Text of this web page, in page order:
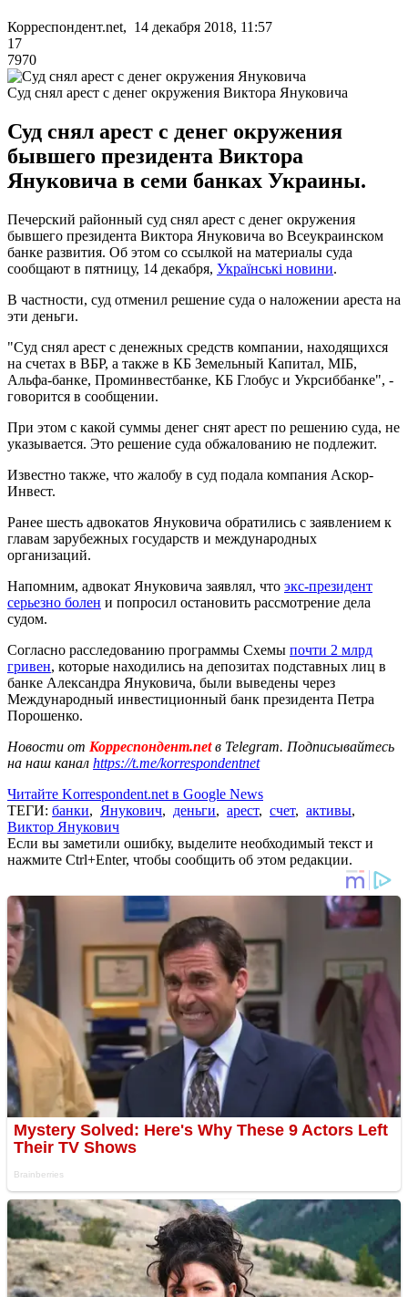
Корреспондент.net, 14 декабря 2018, 11:57
17
7970
Суд снял арест с денег окружения Виктора Януковича
Суд снял арест с денег окружения
бывшего президента Виктора
Януковича в семи банках Украины.
Печерский районный суд снял арест с денег окружения
бывшего президента Виктора Януковича во Всеукраинском
банке развития. Об этом со ссылкой на материалы суда
сообщают в пятницу, 14 декабря, Українські новини.
В частности, суд отменил решение суда о наложении ареста на
эти деньги.
"Суд снял арест с денежных средств компании, находящихся
на счетах в ВБР, а также в КБ Земельный Капитал, МIБ,
Альфа-банке, Проминвестбанке, КБ Глобус и Укрсиббанке", -
говорится в сообщении.
При этом с какой суммы денег снят арест по решению суда, не
указывается. Это решение суда обжалованию не подлежит.
Известно также, что жалобу в суд подала компания Аскор-
Инвест.
Ранее шесть адвокатов Януковича обратились с заявлением к
главам зарубежных государств и международных
организаций.
Напомним, адвокат Януковича заявлял, что экс-президент
серьезно болен и попросил остановить рассмотрение дела
судом.
Согласно расследованию программы Схемы почти 2 млрд
гривен, которые находились на депозитах подставных лиц в
банке Александра Януковича, были выведены через
Международный инвестиционный банк президента Петра
Порошенко.
Новости от Корреспондент.netв Telegram. Подписывайтесь
на наш канал https://t.me/korrespondentnet
Читайте Korrespondent.net в Google News
ТЕГИ: банки, Янукович, деньги, арест, счет, активы,
Виктор Янукович
Если вы заметили ошибку, выделите необходимый текст и
нажмите Ctrl+Enter, чтобы сообщить об этом редакции.